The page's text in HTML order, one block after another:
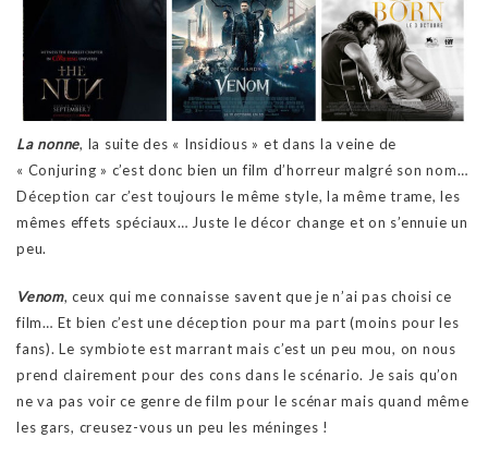
La nonne, la suite des « Insidious » et dans la veine de
« Conjuring » c’est donc bien un film d’horreur malgré son nom…
Déception car c’est toujours le même style, la même trame, les
mêmes effets spéciaux… Juste le décor change et on s’ennuie un
peu.
Venom, ceux qui me connaisse savent que je n’ai pas choisi ce
film… Et bien c’est une déception pour ma part (moins pour les
fans). Le symbiote est marrant mais c’est un peu mou, on nous
prend clairement pour des cons dans le scénario. Je sais qu’on
ne va pas voir ce genre de film pour le scénar mais quand même
les gars, creusez-vous un peu les méninges !